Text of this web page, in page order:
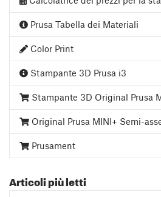
Prusa Tabella dei Materiali
Color Print
Stampante 3D Prusa i3
Stampante 3D Original Prusa
Original Prusa MINI+ Semi-
Prusament
Articoli più letti